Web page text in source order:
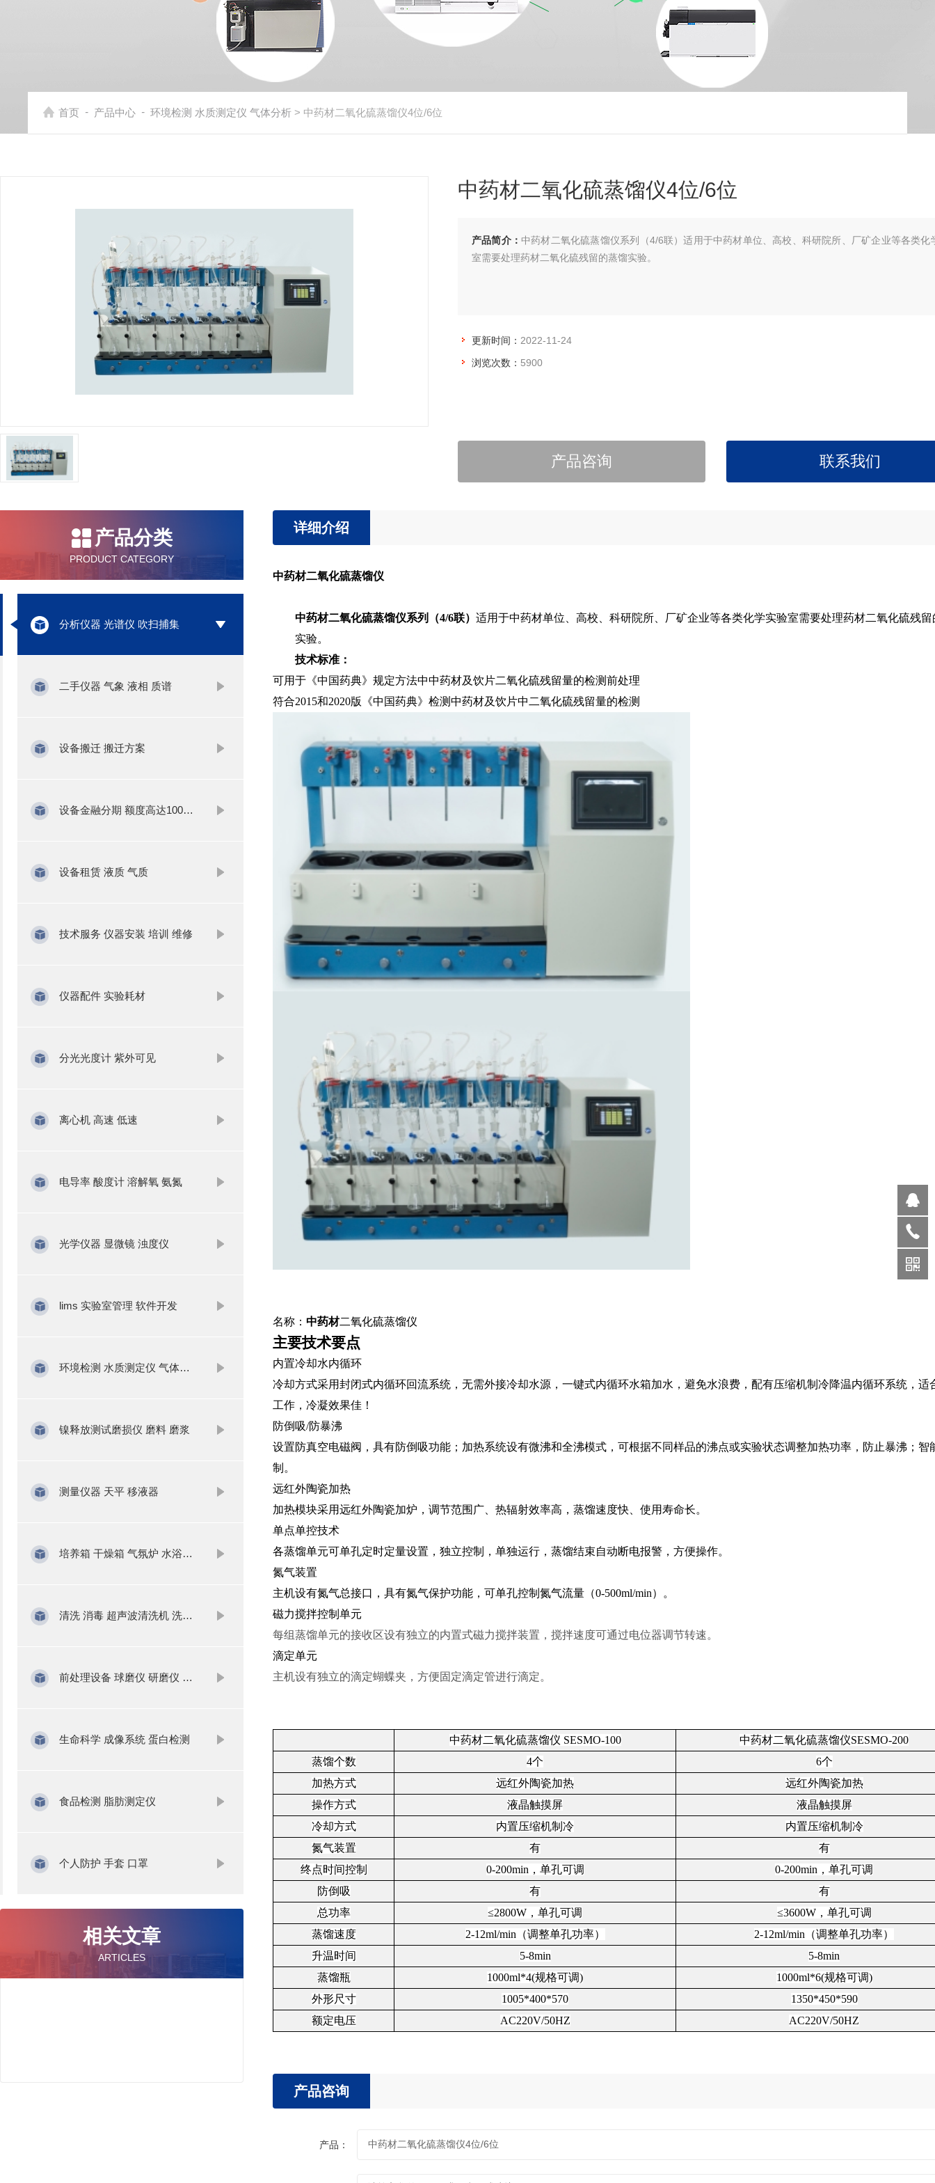
首页 - 产品中心 - 环境检测 水质测定仪 气体分析 > 中药材二氧化硫蒸馏仪4位/6位
中药材二氧化硫蒸馏仪4位/6位
产品简介： 中药材二氧化硫蒸馏仪系列（4/6联）适用于中药材单位、高校、科研院所、厂矿企业等各类化
室需要处理药材二氧化硫残留的蒸馏实验。
更新时间： 2022-11-24
浏览次数： 5900
产品咨询 联系我们
产品分类
PRODUCT CATEGORY
分析仪器 光谱仪 吹扫捕集
二手仪器 气象 液相 质谱
设备搬迁 搬迁方案
设备金融分期 额度高达1000万
设备租赁 液质 气质
技术服务 仪器安装 培训 维修
仪器配件 实验耗材
分光光度计 紫外可见
离心机 高速 低速
电导率 酸度计 溶解氧 氨氮
光学仪器 显微镜 浊度仪
lims 实验室管理 软件开发
环境检测 水质测定仪 气体分析
镍释放测试磨损仪 磨料 磨浆
测量仪器 天平 移液器
培养箱 干燥箱 气氛炉 水浴锅 振荡器
清洗 消毒 超声波清洗机 洗瓶机
前处理设备 球磨仪 研磨仪 氮吹仪 固相萃取
生命科学 成像系统 蛋白检测
食品检测 脂肪测定仪
个人防护 手套 口罩
相关文章
ARTICLES
详细介绍
中药材二氧化硫蒸馏仪
中药材二氧化硫蒸馏仪系列（4/6联） 适用于中药材单位、高校、科研院所、厂矿企业等各类化学实验室需要处理药材二氧化硫残留
实验。
技术标准：
可用于《中国药典》规定方法中中药材及饮片二氧化硫残留量的检测前处理
符合2015和2020版《中国药典》检测中药材及饮片中二氧化硫残留量的检测
名称： 中药材二氧化硫蒸馏仪
主要技术要点
内置冷却水内循环
冷却方式采用封闭式内循环回流系统，无需外接冷却水源， 一键式内循环水箱加水，避免水浪费， 配有压缩机制冷降温内循环系统，适
工作，冷凝效果佳！
防倒吸/防暴沸
设置防真空电磁阀，具有防倒吸功能 ； 加热系统设有微沸和全沸模式，可根据不同样品的沸点或实验状态调整加热功率，防止暴沸；智
制。
远红外陶瓷加热
加热模块采用远红外陶瓷加炉，调节范围广、热辐射效率高，蒸馏速度快、使用寿命长。
单点单控技术
各蒸馏单元可单孔定时定量设置，独立控制，单独运行，蒸馏结束自动断电报警，方便操作。
氮气装置
主机设有氮气总接口，具有氮气保护功能，可单孔控制氮气流量（0-500ml/min）。
磁力搅拌控制单元
每组蒸馏单元的接收区设有独立的内置式磁力搅拌装置，搅拌速度可通过电位器调节转速。
滴定单元
主机设有独立的滴定蝴蝶夹，方便固定滴定管进行滴定。
中药材二氧化硫蒸馏仪 SESMO-100 中药材二氧化硫蒸馏仪SESMO-200
蒸馏个数
4个
6个
加热方式
远红外陶瓷加热
远红外陶瓷加热
操作方式
液晶触摸屏
液晶触摸屏
冷却方式
内置压缩机制冷
内置压缩机制冷
氮气装置
有
有
终点时间控制
0-200min，单孔可调
0-200min，单孔可调
防倒吸
有
有
总功率 ≤2800W ，单孔可调 ≤3600W，单孔可调
蒸馏速度
2-12ml/min（调整单孔功率）
2-12ml/min（调整单孔功率）
升温时间
5-8min
5-8min
蒸馏瓶
1000ml*4(规格可调) 1000ml*6(规格可调)
外形尺寸
1005*400*570
1350*450*590
额定电压
AC220V/50HZ AC220V/50HZ
产品咨询
产品：